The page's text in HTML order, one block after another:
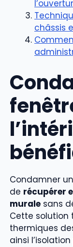
châssis
Condamner
de récupérer
murale sans
Cette solution
thermiques
ainsi